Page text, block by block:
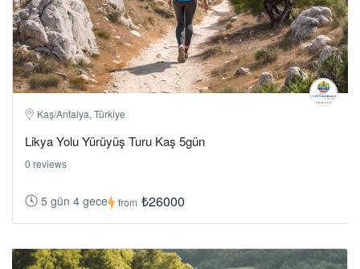
Kaş/Antalya, Türkiye
Likya Yolu Yürüyüş Turu Kaş 5gün
0 reviews
5 gün 4 gece from ₺26000